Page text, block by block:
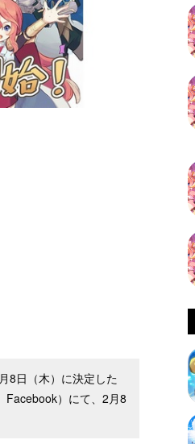
8日（木）に決定した
Facebook）にて、2月8